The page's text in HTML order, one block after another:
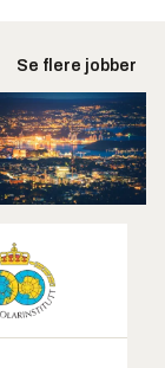
Se flere jobber